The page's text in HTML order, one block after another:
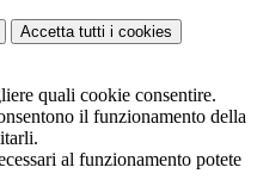
Accetta tutti i cookies
quali cookie consentire.
il funzionamento della
al funzionamento potete